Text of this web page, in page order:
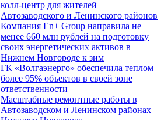
колл-центр для жителей
Автозаводского и Ленинского районов
Компания En+ Group направила не
менее 660 млн рублей на подготовку
своих энергетических активов в
Нижнем Новгороде к зим
ГК «Волгаэнерго» обеспечила теплом
более 95% объектов в своей зоне
ответственности
Масштабные ремонтные работы в
Автозаводском и Ленинском районах